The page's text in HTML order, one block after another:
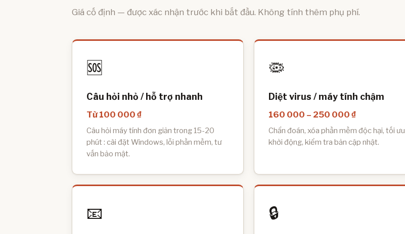
Giá cố định — được xác nhận trước khi bắt đầu. Không tính thêm phụ phí.
🆘
Câu hỏi nhỏ / hỗ trợ nhanh
Từ 100 000 ₫
Câu hỏi máy tính đơn giản trong 15-20
phút : cài đặt Windows, lỗi phần mềm, tư
vấn bảo mật.
🦠
Diệt virus / máy tính chậm
160 000 – 250 000 ₫
Chẩn đoán, xóa phần mềm độc hại, tối ưu
khởi động, kiểm tra bản cập nhật.
📧 🔒